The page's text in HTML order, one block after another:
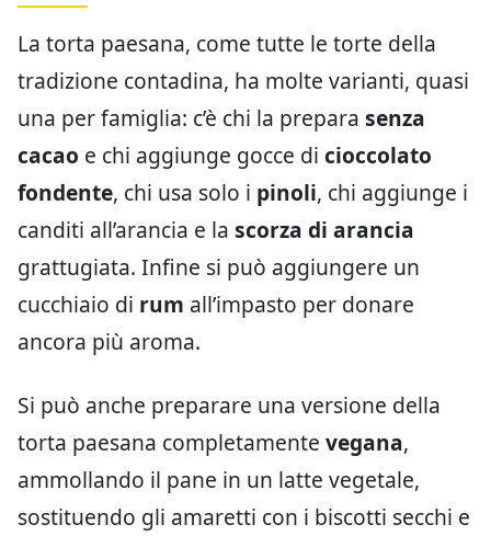
La torta paesana, come tutte le torte della
tradizione contadina, ha molte varianti, quasi
una per famiglia: c’è chi la prepara senza
cacao e chi aggiunge gocce di cioccolato
fondente, chi usa solo i pinoli, chi aggiunge i
canditi all’arancia e la scorza di arancia
grattugiata. Infine si può aggiungere un
cucchiaio di rum all’impasto per donare
ancora più aroma.
Si può anche preparare una versione della
torta paesana completamente vegana,
ammollando il pane in un latte vegetale,
sostituendo gli amaretti con i biscotti secchi e